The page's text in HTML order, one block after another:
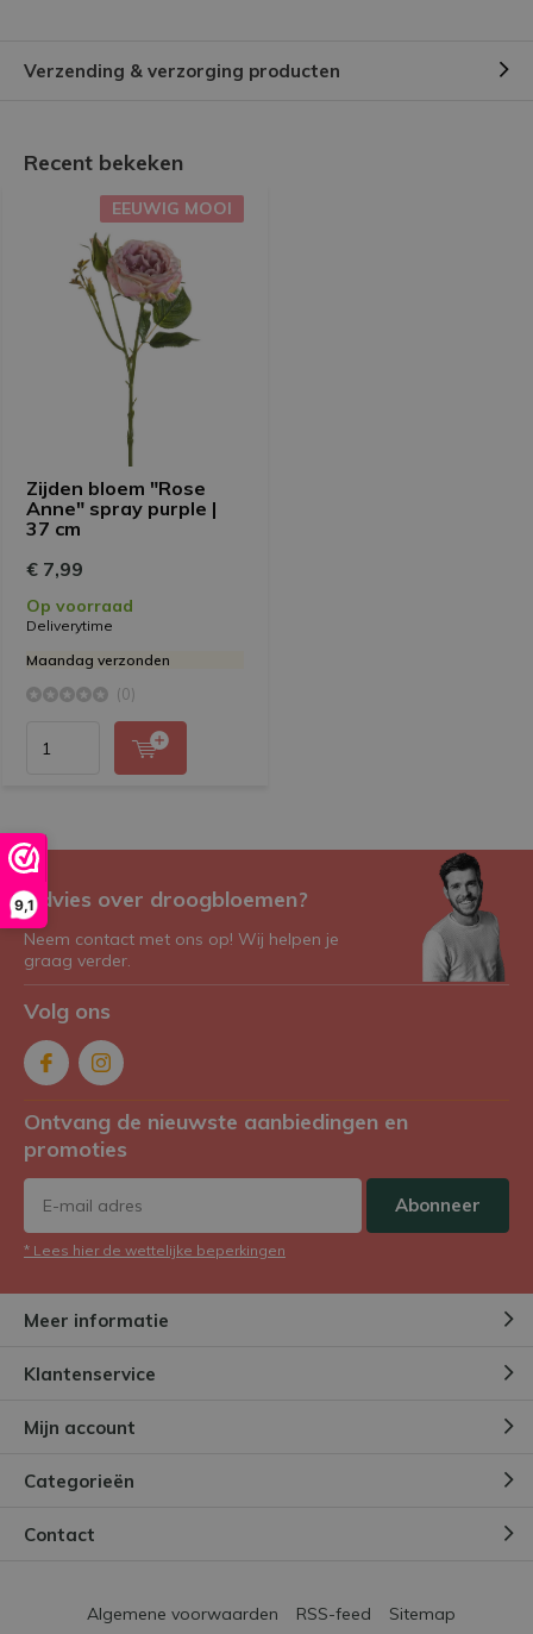
9,1
Verzending & verzorging producten
Recent bekeken
Zijden bloem "Rose
Anne" spray purple |
37 cm
EEUWIG MOOI
€ 7,99
Op voorraad
Deliverytime
Maandag verzonden
(0)
Advies over droogbloemen?
Neem contact met ons op! Wij helpen je
graag verder.
Volg ons
Ontvang de nieuwste aanbiedingen en
promoties
Abonneer
* Lees hier de wettelijke beperkingen
Meer informatie
Klantenservice
Mijn account
Categorieën
Contact
Algemene voorwaarden RSS-feed Sitemap